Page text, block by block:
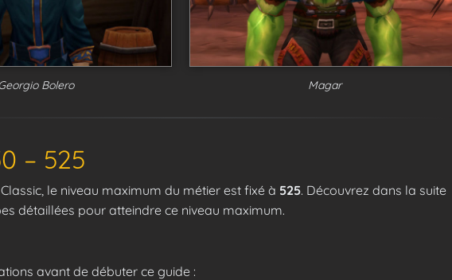
Bolero Magar
– 525
le niveau maximum du métier est fixé à 525. Découvrez dans la suite
détaillées pour atteindre ce niveau maximum.
avant de débuter ce guide :